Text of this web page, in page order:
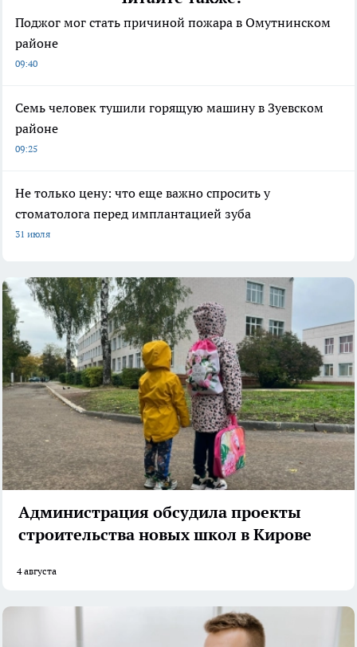
Поджог мог стать причиной пожара в Омутнинском
районе
09:40
Семь человек тушили горящую машину в Зуевском
районе
09:25
Не только цену: что еще важно спросить у
стоматолога перед имплантацией зуба
31 июля
Администрация обсудила проекты
строительства новых школ в Кирове
4 августа